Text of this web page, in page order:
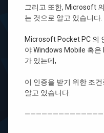
그리고 또한, Microsoft
는 것으로 알고 있습니다.
Microsoft Pocket PC 의
야 Windows Mobile 혹은
가 있는데,
이 인증을 받기 위한 조
알고 있습니다.